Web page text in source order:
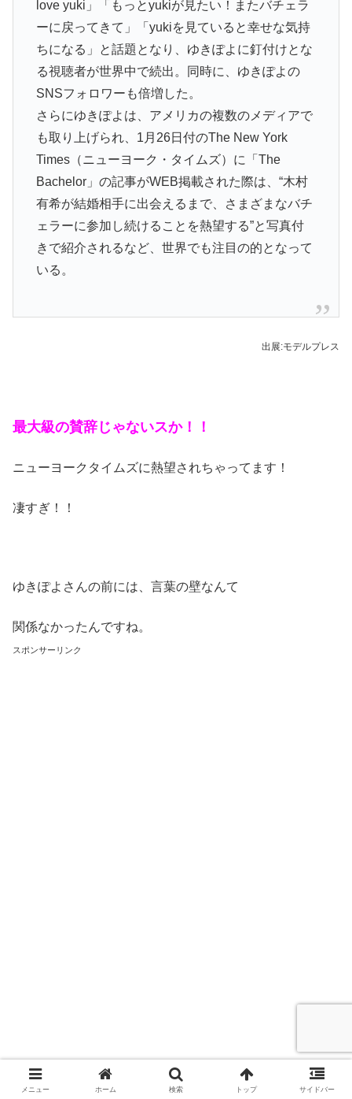
love yuki」「もっとyukiが見たい！またバチェラ
ーに戻ってきて」「yukiを見ていると幸せな気持
ちになる」と話題となり、ゆきぽよに釘付けとな
る視聴者が世界中で続出。同時に、ゆきぽよの
SNSフォロワーも倍増した。
さらにゆきぽよは、アメリカの複数のメディアで
も取り上げられ、1月26日付のThe New York
Times（ニューヨーク・タイムズ）に「The
Bachelor」の記事がWEB掲載された際は、“木村
有希が結婚相手に出会えるまで、さまざまなバチ
ェラーに参加し続けることを熱望する”と写真付
きで紹介されるなど、世界でも注目の的となって
いる。
出展:モデルプレス
最大級の賛辞じゃないスか！！
ニューヨークタイムズに熱望されちゃってます！
凄すぎ！！
ゆきぽよさんの前には、言葉の壁なんて
関係なかったんですね。
スポンサーリンク
ゆきぽよ(木村有希)のすっぴんやメイクが可愛
メニュー ホーム 検索 トップ サイドバー